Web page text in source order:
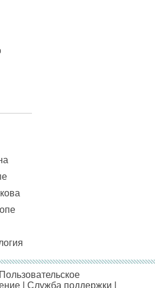
Пользовательское
| Служба поддержки